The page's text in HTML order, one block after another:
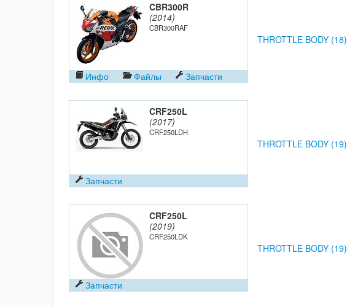
CBR300R
(2014)
CBR300RAF
Инфо Файлы Запчасти
THROTTLE BODY (18)
CRF250L
(2017)
CRF250LDH
Запчасти
THROTTLE BODY (19)
CRF250L
(2019)
CRF250LDK
Запчасти
THROTTLE BODY (19)